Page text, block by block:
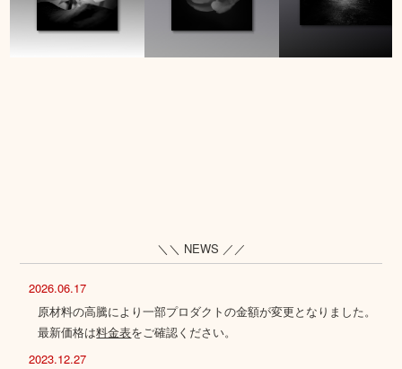
＼＼ NEWS ／／
2026.06.17
原材料の高騰により一部プロダクトの金額が変更となりました。
最新価格は料金表をご確認ください。
2023.12.27